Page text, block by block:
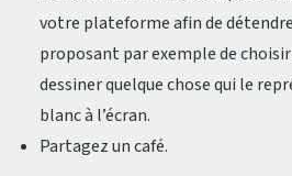
votre plateforme afin de
proposant par exemple de
dessiner quelque chose qui le
blanc à l’écran.
Partagez un café.